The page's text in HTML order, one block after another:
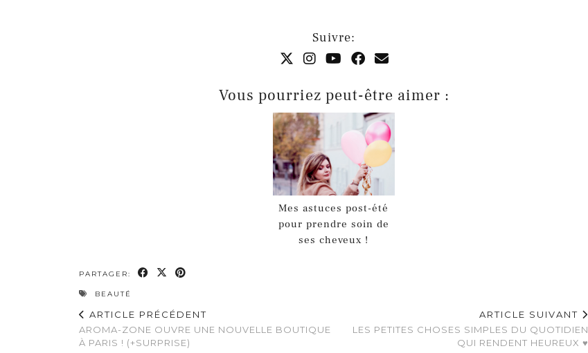
Suivre:
Vous pourriez peut-être aimer :
Mes astuces post-été
pour prendre soin de
ses cheveux !
PARTAGER:
BEAUTÉ
ARTICLE PRÉCÉDENT
AROMA-ZONE OUVRE UNE NOUVELLE BOUTIQUE
À PARIS ! (+SURPRISE)
ARTICLE SUIVANT
LES PETITES CHOSES SIMPLES DU QUOTIDIEN
QUI RENDENT HEUREUX ♥